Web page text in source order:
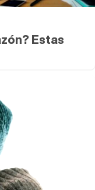
Estas